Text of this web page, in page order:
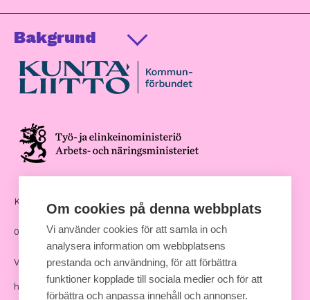
Bakgrund
Kommunernas hus, Andra Linjen 14
00530 Helsingfors
Växel: 09 7711
hankinnat [at] kuntaliitto.fi
Om cookies på denna webbplats
Vi använder cookies för att samla in och
analysera information om webbplatsens
prestanda och användning, för att förbättra
funktioner kopplade till sociala medier och för att
förbättra och anpassa innehåll och annonser.